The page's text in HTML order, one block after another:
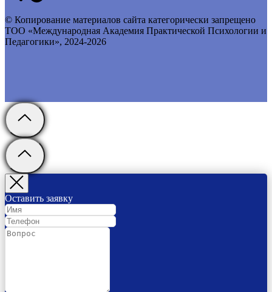
© Копирование материалов сайта категорически запрещено
ТОО «Международная Академия Практической Психологии и
Педагогики», 2024-2026
Оставить заявку